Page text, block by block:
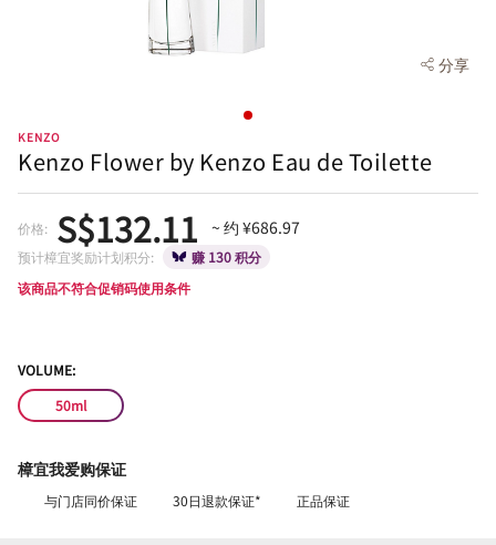
分享
KENZO
Kenzo Flower by Kenzo Eau de Toilette
价格: S$132.11 ~ 约 ¥686.97
预计樟宜奖励计划积分:
赚 130 积分
该商品不符合促销码使用条件
VOLUME:
50ml
樟宜我爱购保证
与门店同价保证 30日退款保证* 正品保证